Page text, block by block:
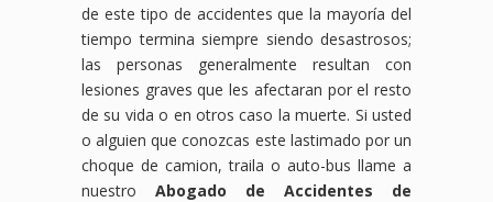
de este tipo de accidentes que la mayoría del
tiempo termina siempre siendo desastrosos;
las personas generalmente resultan con
lesiones graves que les afectaran por el resto
de su vida o en otros caso la muerte. Si usted
o alguien que conozcas este lastimado por un
choque de camion, traila o auto-bus llame a
nuestro Abogado de Accidentes de